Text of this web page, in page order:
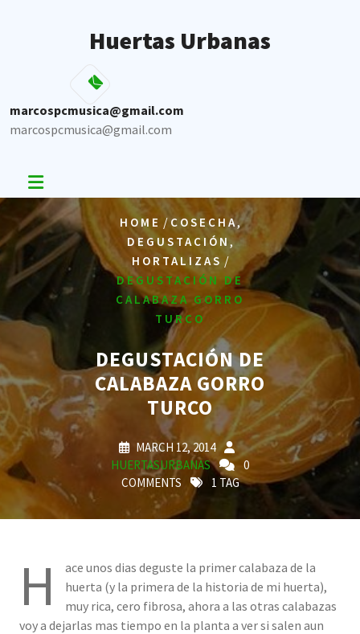
Huertas Urbanas
marcospcmusica@gmail.com
marcospcmusica@gmail.com
HOME /COSECHA,
DEGUSTACIÓN ,
HORTALIZAS /
DEGUSTACIÓN DE
CALABAZA GORRO
TURCO
DEGUSTACIÓN DE
CALABAZA GORRO
TURCO
MARCH 12, 2014
HUERTASURBANAS
0
COMMENTS
1 TAG
H
ace unos dias deguste la primer calabaza de la
huerta (y la primera de la historia de mi huerta),
muy rica, cero fibrosa, ahora a las otras calabazas
voy a dejarlas mas tiempo en la planta a ver si salen aun